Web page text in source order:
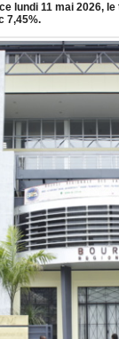
lundi 11 mai 2026,
7,45%.